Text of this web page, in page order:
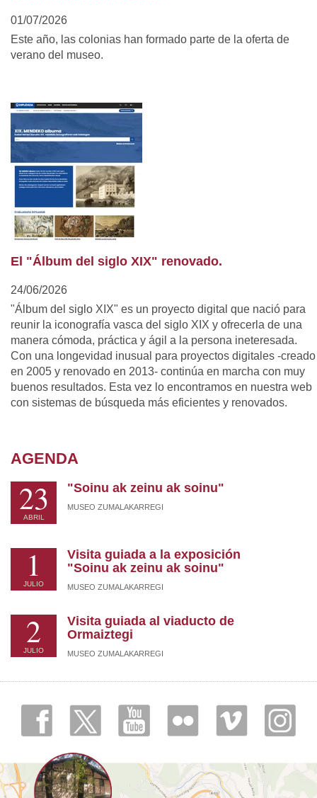
01/07/2026
Este año, las colonias han formado parte de la oferta de
verano del museo.
El "Álbum del siglo XIX" renovado.
24/06/2026
"Álbum del siglo XIX" es un proyecto digital que nació para
reunir la iconografía vasca del siglo XIX y ofrecerla de una
manera cómoda, práctica y ágil a la persona ineteresada.
Con una longevidad inusual para proyectos digitales -creado
en 2005 y renovado en 2013- continúa en marcha con muy
buenos resultados. Esta vez lo encontramos en nuestra web
con sistemas de búsqueda más eficientes y renovados.
AGENDA
23
ABRIL
"Soinu ak zeinu ak soinu"
MUSEO ZUMALAKARREGI
1
JULIO
Visita guiada a la exposición
"Soinu ak zeinu ak soinu"
MUSEO ZUMALAKARREGI
2
JULIO
Visita guiada al viaducto de
Ormaiztegi
MUSEO ZUMALAKARREGI